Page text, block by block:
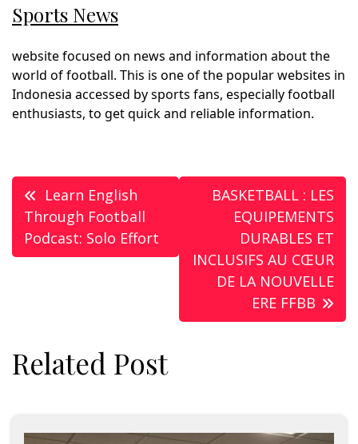
Sports News
website focused on news and information about the
world of football. This is one of the popular websites in
Indonesia accessed by sports fans, especially football
enthusiasts, to get quick and reliable information.
Post
navigation
Learn English
Through Football
Podcast: Solo Effort
BASKETBALL : LES
EQUIPEMENTS
DURABLES ET
INCLUSIFS AU CŒUR
DE LA NOUVELLE
ERE FFBB
Related Post